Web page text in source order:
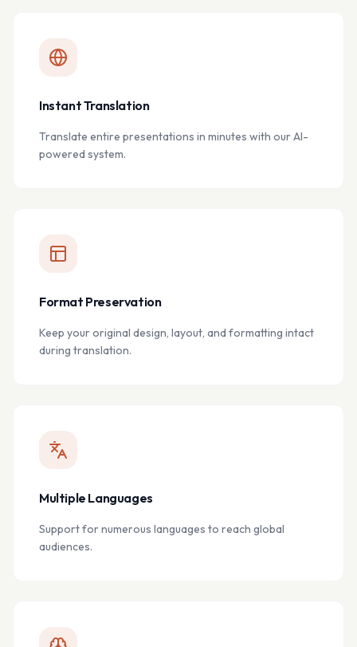
Instant Translation
Translate entire presentations in minutes with our AI-
powered system.
Format Preservation
Keep your original design, layout, and formatting intact
during translation.
Multiple Languages
Support for numerous languages to reach global
audiences.